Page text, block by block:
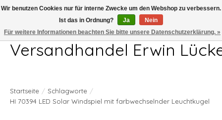
Telefon 04407 715872 MO-DO 7.00-17.00Uhr FR 7.00-13.00Uhr
Versandhandel Erwin
Startseite / Schlagworte /
HI 70394 LED Solar Windspiel mit farbwechselnder Leuchtkugel
Wir benutzen Cookies nur für interne Zwecke um den Webshop zu verbessern.
Ist das in Ordnung?
Ja
Nein
Für weitere Informationen beachten Sie bitte unsere Datenschutzerklärung. »